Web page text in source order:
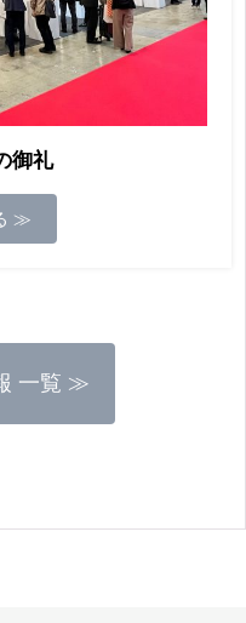
御礼
≫
一覧 ≫